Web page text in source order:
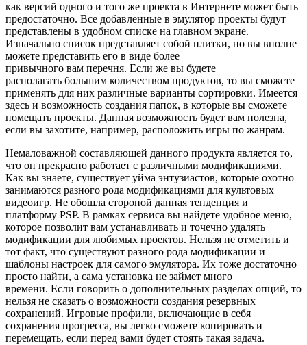
как версий одного и того же проекта в Интернете может быть
предостаточно. Все добавленные в эмулятор проекты будут
представлены в удобном списке на главном экране.
Изначально список представляет собой плитки, но вы вполне
можете представить его в виде более
привычного вам перечня. Если же вы будете
располагать большим количеством продуктов, то вы сможете
применять для них различные варианты сортировки. Имеется
здесь и возможность создания папок, в которые вы сможете
помещать проекты. Данная возможность будет вам полезна,
если вы захотите, например, расположить игры по жанрам.
Немаловажной составляющей данного продукта является то,
что он прекрасно работает с различными модификациями.
Как вы знаете, существует уйма энтузиастов, которые охотно
занимаются разного рода модификациями для культовых
видеоигр. Не обошла стороной данная тенденция и
платформу PSP. В рамках сервиса вы найдете удобное меню,
которое позволит вам устанавливать и точечно удалять
модификации для любимых проектов. Нельзя не отметить и
тот факт, что существуют разного рода модификации и
шаблоны настроек для самого эмулятора. Их тоже достаточно
просто найти, а сама установка не займет много
времени. Если говорить о дополнительных разделах опций, то
нельзя не сказать о возможности создания резервных
сохранений. Игровые профили, включающие в себя
сохранения прогресса, вы легко сможете копировать и
перемещать, если перед вами будет стоять такая задача.